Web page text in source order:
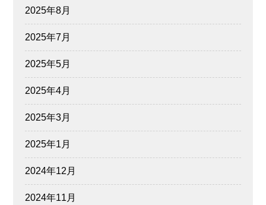
2025年8月
2025年7月
2025年5月
2025年4月
2025年3月
2025年1月
2024年12月
2024年11月